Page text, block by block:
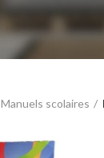
scolaires